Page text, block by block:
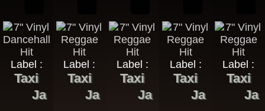
Label :
Taxi
Ja
Label :
Taxi
Ja
Label :
Taxi
Ja
Label :
Taxi
Ja
Label :
Taxi
Ja